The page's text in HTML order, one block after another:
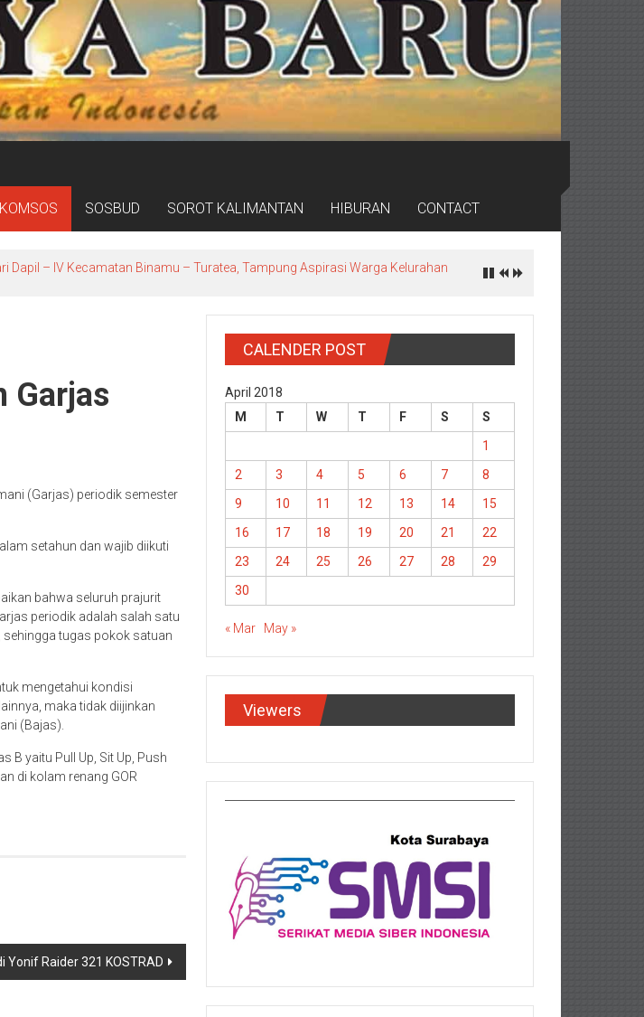
KOMSOS SOSBUD SOROT KALIMANTAN HIBURAN CONTACT
Dapil – lV Kecamatan Binamu – Turatea, Tampung Aspirasi Warga Kelurahan
Garjas
(Garjas) periodik semester
setahun dan wajib diikuti
bahwa seluruh prajurit
periodik adalah salah satu
tugas pokok satuan
mengetahui kondisi
maka tidak diijinkan
(Bajas).
B yaitu Pull Up, Sit Up, Push
di kolam renang GOR
Yonif Raider 321 KOSTRAD
CALENDER POST
April 2018
M
T W T F S
S
1
2
3 4 5 6 7
8
9
10 11 12 13 14
15
16
17 18 19 20 21
22
23
24 25 26 27 28
29
30
« Mar May »
Viewers